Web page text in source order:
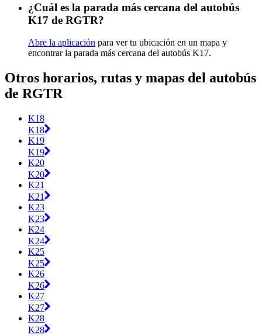
¿Cuál es la parada más cercana del autobús
K17 de RGTR?
Abre la aplicación para ver tu ubicación en un mapa y
encontrar la parada más cercana del autobús K17.
Otros horarios, rutas y mapas del autobús
de RGTR
K18
K18
K19
K19
K20
K20
K21
K21
K23
K23
K24
K24
K25
K25
K26
K26
K27
K27
K28
K28